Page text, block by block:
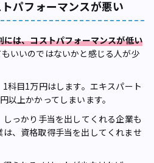
パフォーマンスが悪い
には、コストパフォーマンスが低い
いいのではないかと感じる人が少
科目1万円はします。エキスパート
以上かかってしまいます。
っかり手当を出してくれる企業も
、資格取得手当を出してくれませ